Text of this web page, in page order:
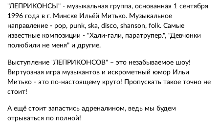
"ЛЕПРИКОНСЫ" - музыкальная группа, основанная 1 сентября
1996 года в г. Минске Ильёй Митько. Музыкальное
направление - pop, punk, ska, disco, shanson, folk. Самые
известные композиции - "Хали-гали, паратрупер.", "Девчонки
полюбили не меня" и другие.
Выступление "ЛЕПРИКОНСОВ" – это незабываемое шоу!
Виртуозная игра музыкантов и искрометный юмор Ильи
Митько - это по-настоящему круто! Пропускать такое точно не
стоит!
А ещё стоит запастись адреналином, ведь мы будем
отрываться по полной!